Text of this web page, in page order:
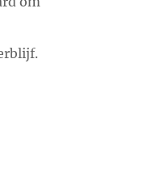
Loire, per kano of
of
oevers.
de Roanne à